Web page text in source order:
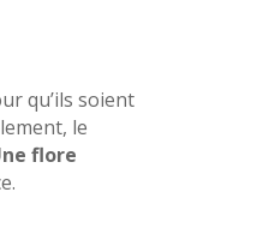
qu’ils soient
le
flore